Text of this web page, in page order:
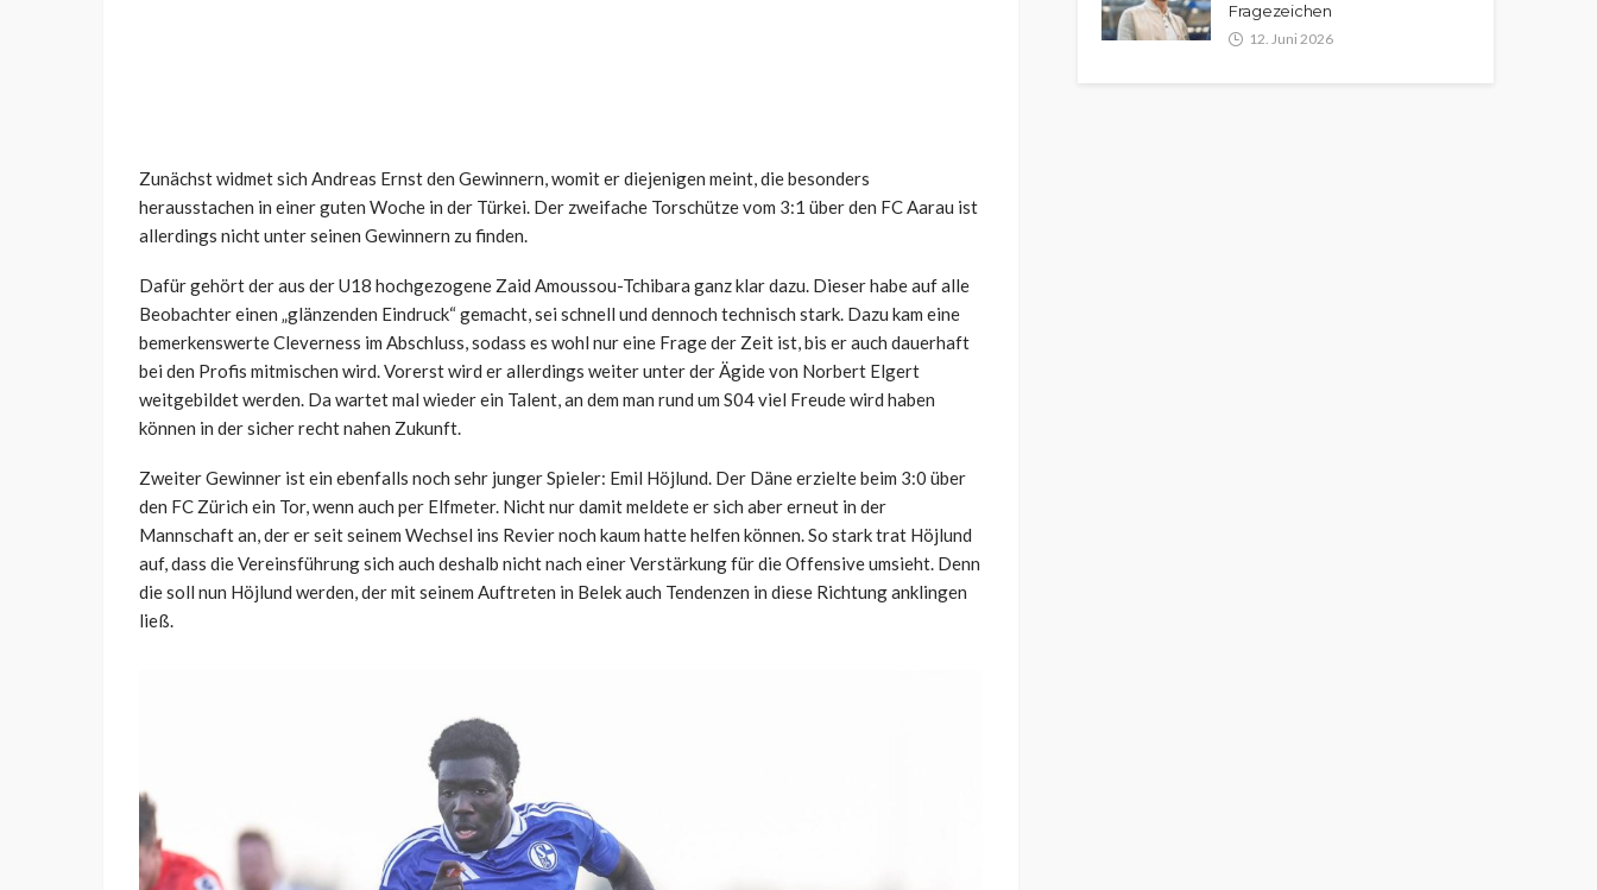
Zunächst widmet sich Andreas Ernst den Gewinnern, womit er diejenigen meint, die besonders
herausstachen in einer guten Woche in der Türkei. Der zweifache Torschütze vom 3:1 über den FC Aarau ist
allerdings nicht unter seinen Gewinnern zu finden.
Dafür gehört der aus der U18 hochgezogene Zaid Amoussou-Tchibara ganz klar dazu. Dieser habe auf alle
Beobachter einen „glänzenden Eindruck“ gemacht, sei schnell und dennoch technisch stark. Dazu kam eine
bemerkenswerte Cleverness im Abschluss, sodass es wohl nur eine Frage der Zeit ist, bis er auch dauerhaft
bei den Profis mitmischen wird. Vorerst wird er allerdings weiter unter der Ägide von Norbert Elgert
weitgebildet werden. Da wartet mal wieder ein Talent, an dem man rund um S04 viel Freude wird haben
können in der sicher recht nahen Zukunft.
Zweiter Gewinner ist ein ebenfalls noch sehr junger Spieler: Emil Höjlund. Der Däne erzielte beim 3:0 über
den FC Zürich ein Tor, wenn auch per Elfmeter. Nicht nur damit meldete er sich aber erneut in der
Mannschaft an, der er seit seinem Wechsel ins Revier noch kaum hatte helfen können. So stark trat Höjlund
auf, dass die Vereinsführung sich auch deshalb nicht nach einer Verstärkung für die Offensive umsieht. Denn
die soll nun Höjlund werden, der mit seinem Auftreten in Belek auch Tendenzen in diese Richtung anklingen
ließ.
Fragezeichen
12. Juni 2026